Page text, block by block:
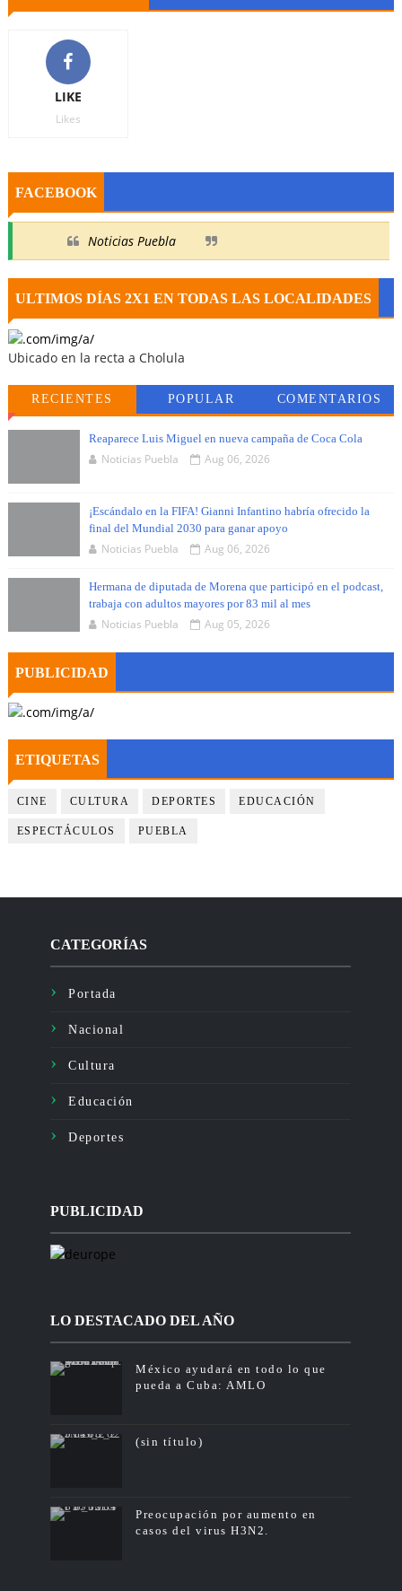
LIKE
Likes
FACEBOOK
Noticias Puebla
ULTIMOS DÍAS 2X1 EN TODAS LAS LOCALIDADES
Ubicado en la recta a Cholula
RECIENTES POPULAR COMENTARIOS
Reaparece Luis Miguel en nueva campaña de Coca Cola
Noticias Puebla Aug 06, 2026
¡Escándalo en la FIFA! Gianni Infantino habría ofrecido la
final del Mundial 2030 para ganar apoyo
Noticias Puebla Aug 06, 2026
Hermana de diputada de Morena que participó en el podcast,
trabaja con adultos mayores por 83 mil al mes
Noticias Puebla Aug 05, 2026
PUBLICIDAD
ETIQUETAS
CINE CULTURA DEPORTES EDUCACIÓN
ESPECTÁCULOS PUEBLA
CATEGORÍAS
Portada
Nacional
Cultura
Educación
Deportes
PUBLICIDAD
LO DESTACADO DEL AÑO
México ayudará en todo lo que
pueda a Cuba: AMLO
(sin título)
Preocupación por aumento en
casos del virus H3N2.